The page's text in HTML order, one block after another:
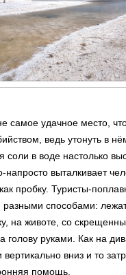
самое удачное место,
ведь утонуть в
соли в воде настолько
напросто выталкивает
пробку. Туристы-
способами:
на животе, со
голову руками. Как на
вертикально вниз и то
помощь.